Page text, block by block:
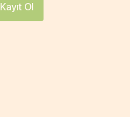
Kayıt Ol